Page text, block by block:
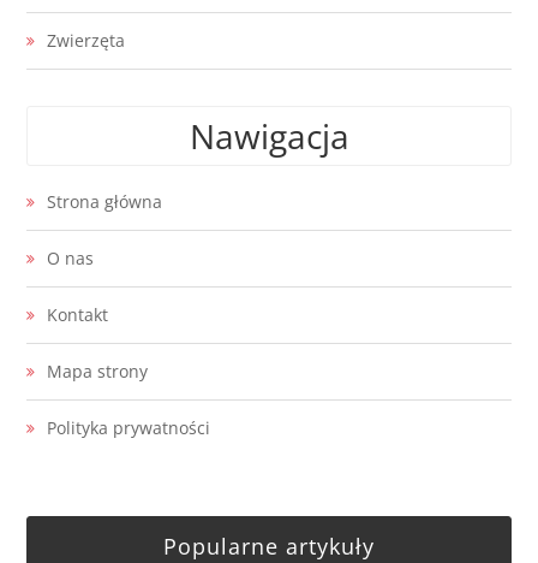
Zwierzęta
Nawigacja
Strona główna
O nas
Kontakt
Mapa strony
Polityka prywatności
Popularne artykuły